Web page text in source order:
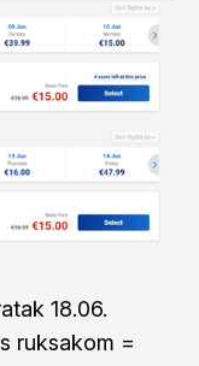
18.06.
ruksakom =